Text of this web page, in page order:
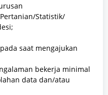
Statistik/
saat mengajukan
bekerja minimal
data dan/atau